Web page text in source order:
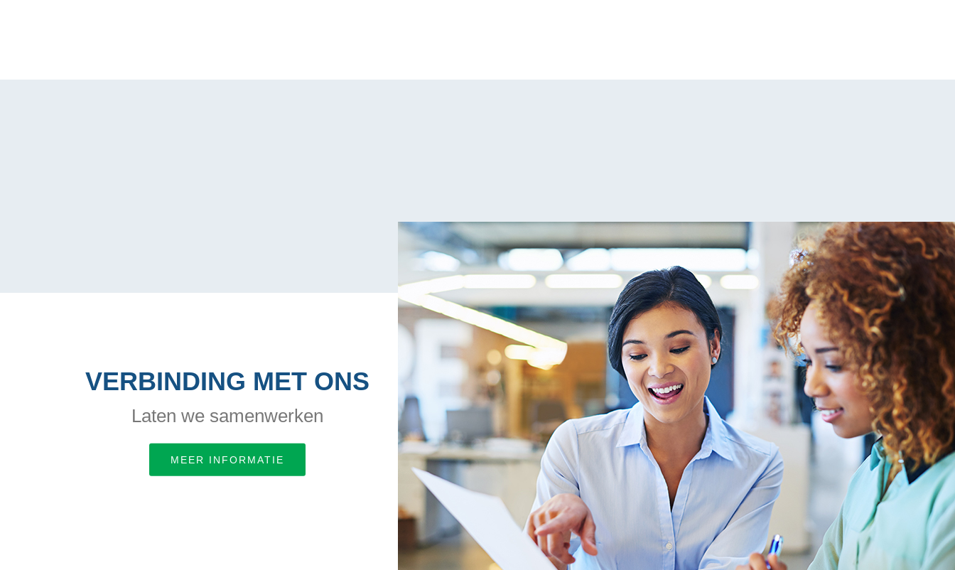
VERBINDING MET ONS
Laten we samenwerken
MEER INFORMATIE